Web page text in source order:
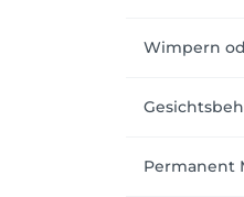
Wimpern
Permanent